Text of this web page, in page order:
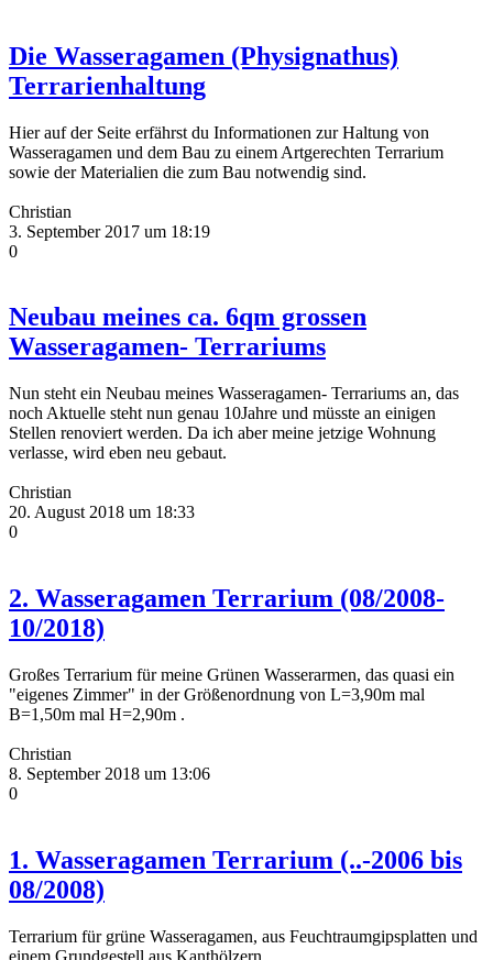
Die Wasseragamen (Physignathus)
Terrarienhaltung
Hier auf der Seite erfährst du Informationen zur Haltung von
Wasseragamen und dem Bau zu einem Artgerechten Terrarium
sowie der Materialien die zum Bau notwendig sind.
Christian
3. September 2017 um 18:19
0
Neubau meines ca. 6qm grossen
Wasseragamen- Terrariums
Nun steht ein Neubau meines Wasseragamen- Terrariums an, das
noch Aktuelle steht nun genau 10Jahre und müsste an einigen
Stellen renoviert werden. Da ich aber meine jetzige Wohnung
verlasse, wird eben neu gebaut.
Christian
20. August 2018 um 18:33
0
2. Wasseragamen Terrarium (08/2008-
10/2018)
Großes Terrarium für meine Grünen Wasserarmen, das quasi ein
"eigenes Zimmer" in der Größenordnung von L=3,90m mal
B=1,50m mal H=2,90m .
Christian
8. September 2018 um 13:06
0
1. Wasseragamen Terrarium (..-2006 bis
08/2008)
Terrarium für grüne Wasseragamen, aus Feuchtraumgipsplatten und
einem Grundgestell aus Kanthölzern